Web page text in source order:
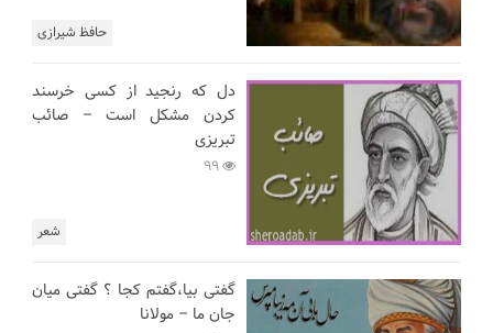
حافظ شیرازی
شعر
دل که رنجید از کسی خرسند
کردن مشکل است – صائب
تبریزی
گفتی بیا،گفتم کجا ؟ گفتی میان
جان ما – مولانا